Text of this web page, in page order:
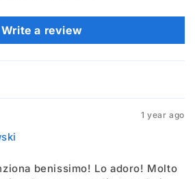
Write a review
1 year ago
benissimo! Lo adoro! Molto